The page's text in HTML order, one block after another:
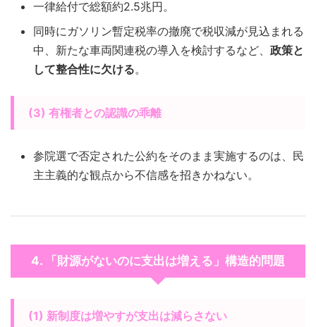
一律給付で総額約2.5兆円。
同時にガソリン暫定税率の撤廃で税収減が見込まれる
中、新たな車両関連税の導入を検討するなど、 政策と
して整合性に欠ける。
(3) 有権者との認識の乖離
参院選で否定された公約をそのまま実施するのは、民
主主義的な観点から不信感を招きかねない。
4. 「財源がないのに支出は増える」構造的問題
(1) 新制度は増やすが支出は減らさない